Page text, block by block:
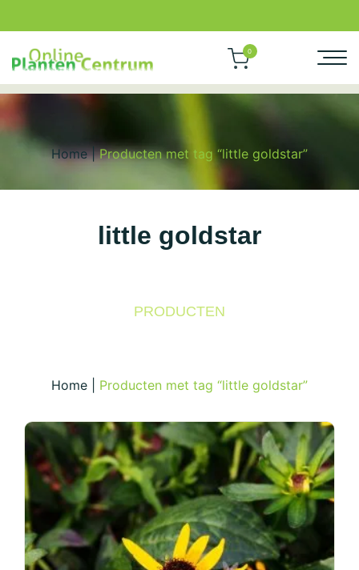
0
Home|Producten met tag “little goldstar”
little goldstar
PRODUCTEN
Home Producten met tag “little goldstar”